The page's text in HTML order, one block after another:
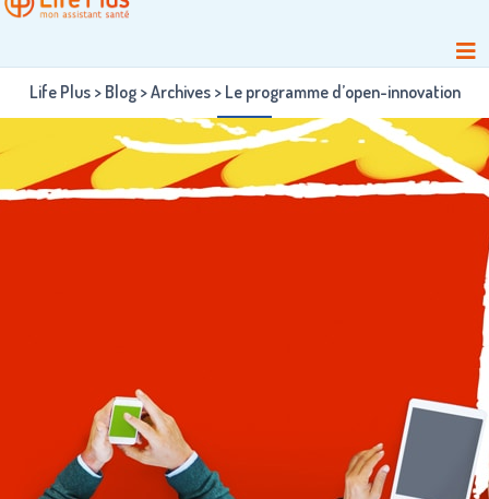
Life Plus> Blog>Archives> Le programme d’open-innovation